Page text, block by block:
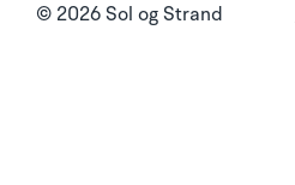
© 2026 Sol og Strand